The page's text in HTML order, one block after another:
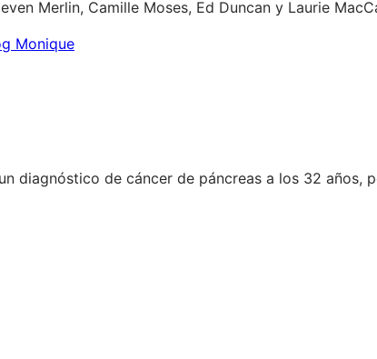
Merlin, Camille Moses, Ed Duncan y Laurie
diagnóstico de cáncer de páncreas a los 32 años,